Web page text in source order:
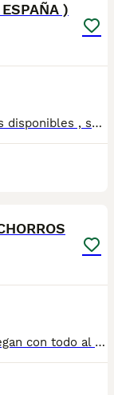
)
chihuahuas preciosos, machos y hembras disponibles , se entregan con todo al dia respecto a documentación y condiciones sanitarias , tanto así que hacemos entregas totalmente personalizadas y sin un euro por adelantado , obtenerse personas no aptas para tener perros , solo personas responsables. hacemos entregas a toda ESPAÑA . mas info 670864332
machos y hembras disponibles , se entregan con todo al dia respecto a documentación y condiciones sanitarias , tanto así que hacemos entregas totalmente personalizadas y sin un euro por adelantado , obtenerse personas no aptas para tener perros , solo personas responsables. hacemos entregas a toda ESPAÑA . mas info 670864332 .. GRACIAS DE ANTE MANO